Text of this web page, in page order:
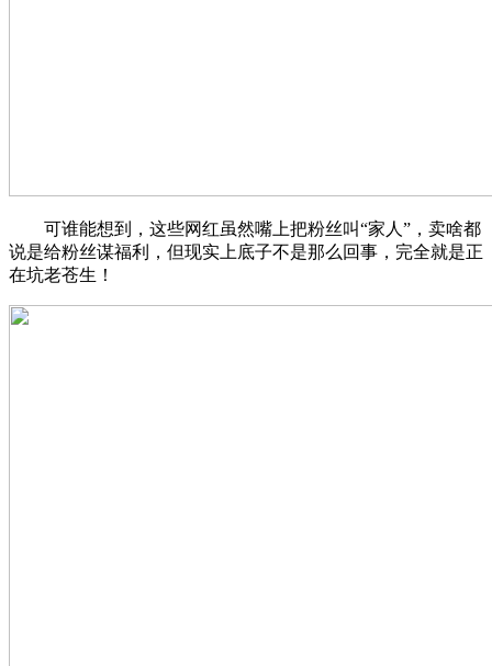
可谁能想到，这些网红虽然嘴上把粉丝叫“家人”，卖啥都
说是给粉丝谋福利，但现实上底子不是那么回事，完全就是正
在坑老苍生！